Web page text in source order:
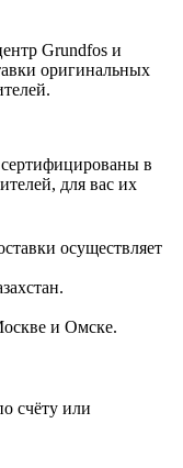
Grundfos и
оригинальных
в
для вас их
осуществляет
в Казахстан.
и Омске.
счёту или